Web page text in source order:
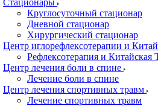
Стационары
Круглосуточный стационар
Дневной стационар
Хирургический стационар
Центр иглорефлексотерапии и
Рефлексотерапия и
Центр лечения боли в спине
Лечение боли в спине
Центр лечения спортивных травм
Лечение спортивных травм